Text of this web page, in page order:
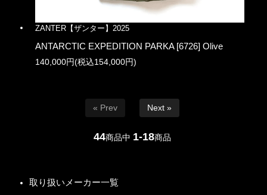
ZANTER【ザンター】2025
ANTARCTIC EXPEDITION PARKA [6726] Olive
140,000円(税込154,000円)
« Prev Next »
44商品中 1-18商品
取り扱いメーカー一覧